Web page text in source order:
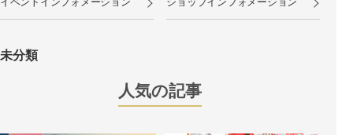
未分類
人気の記事